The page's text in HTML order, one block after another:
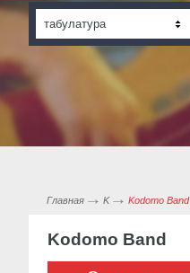
табулатура
Главная K Kodomo Band
Kodomo Band